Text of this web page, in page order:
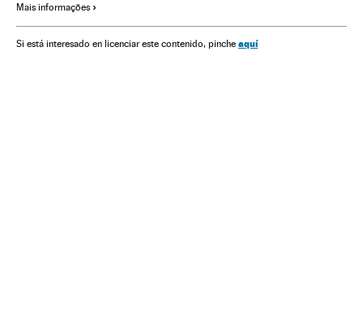
Economia
Mais informações
Si está interesado en licenciar este contenido, pinche aquí